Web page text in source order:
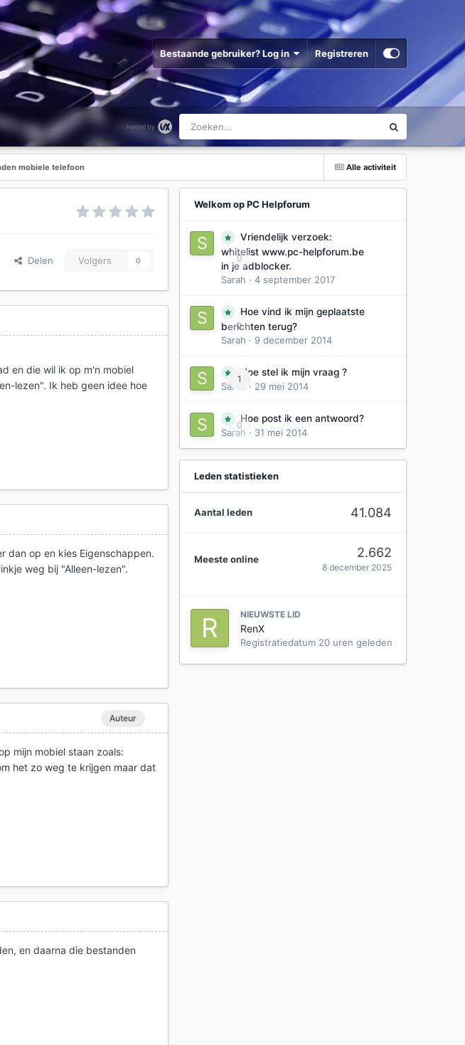
Bestaande gebruiker? Log in Registreren
Alle activiteit
mobiele telefoon
Delen Volgers 0
en die wil ik op m'n mobiel
lezen". Ik heb geen idee hoe
dan op en kies Eigenschappen.
weg bij "Alleen-lezen".
Auteur
mijn mobiel staan zoals:
het zo weg te krijgen maar dat
en daarna die bestanden
Welkom op PC Helpforum
0
Vriendelijk verzoek:
whitelist www.pc-helpforum.be
in je adblocker.
Sarah · 4 september 2017
0
Hoe vind ik mijn geplaatste
berichten terug?
Sarah · 9 december 2014
1
Hoe stel ik mijn vraag ?
Sarah
· 29 mei 2014
0
Hoe post ik een antwoord?
Sarah · 31 mei 2014
Leden statistieken
Aantal leden 41.084
Meeste online 2.662
8 december 2025
NIEUWSTE LID
RenX
Registratiedatum 20 uren geleden